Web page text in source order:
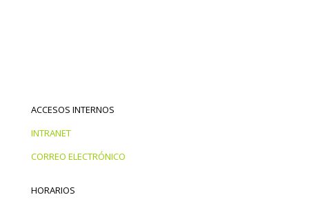
ACCESOS INTERNOS
INTRANET
CORREO ELECTRÓNICO
HORARIOS